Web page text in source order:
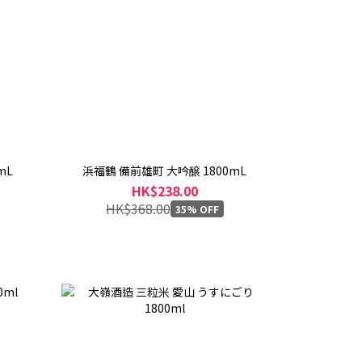
浜福鶴 備前雄町 大吟醸 1800mL
HK$238.00
HK$368.00 35% OFF